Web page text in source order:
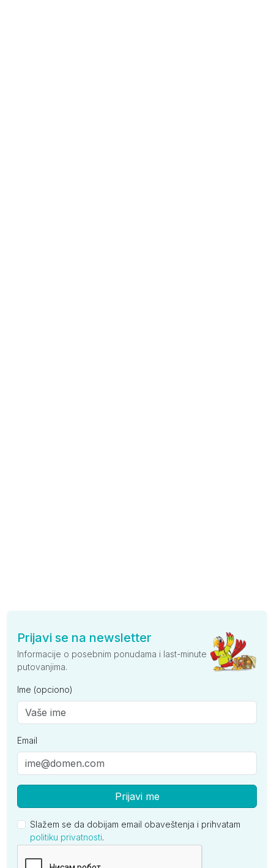
Prijavi se na newsletter
Informacije o posebnim ponudama i last-minute
putovanjima.
Ime (opciono)
Email
Prijavi me
Slažem se da dobijam email obaveštenja i prihvatam
politiku privatnosti.